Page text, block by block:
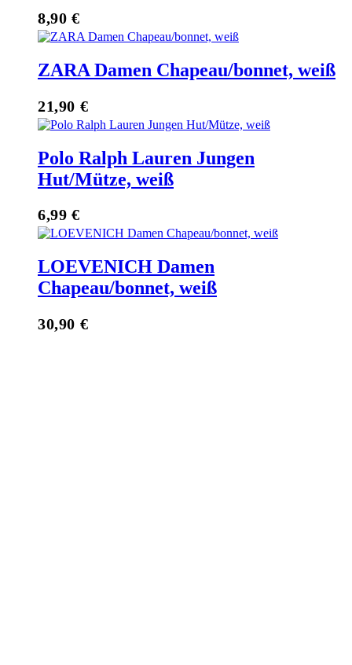
8,90 €
ZARA Damen Chapeau/bonnet, weiß
21,90 €
Polo Ralph Lauren Jungen
Hut/Mütze, weiß
6,99 €
LOEVENICH Damen
Chapeau/bonnet, weiß
30,90 €